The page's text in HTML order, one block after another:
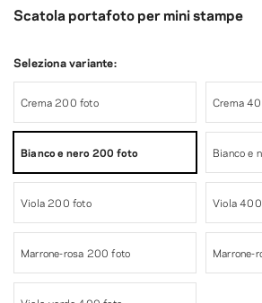
Scatola portafoto per mini stampe
Seleziona variante:
Crema 200 foto Crema
Bianco e nero 200 foto Bianco e
Viola 200 foto Viola
Marrone-rosa 200 foto Marrone-